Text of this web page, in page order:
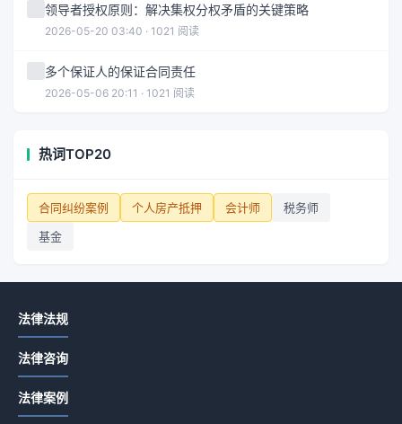
领导者授权原则：解决集权分权矛盾的关键策略
2026-05-20 03:40 · 1021 阅读
多个保证人的保证合同责任
2026-05-06 20:11 · 1021 阅读
热词TOP20
合同纠纷案例 个人房产抵押 会计师
税务师
基金
法律法规
法律咨询
法律案例